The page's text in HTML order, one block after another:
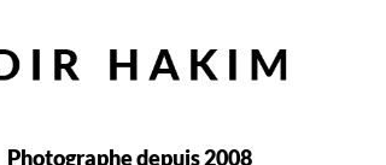
Photographe depuis 2008